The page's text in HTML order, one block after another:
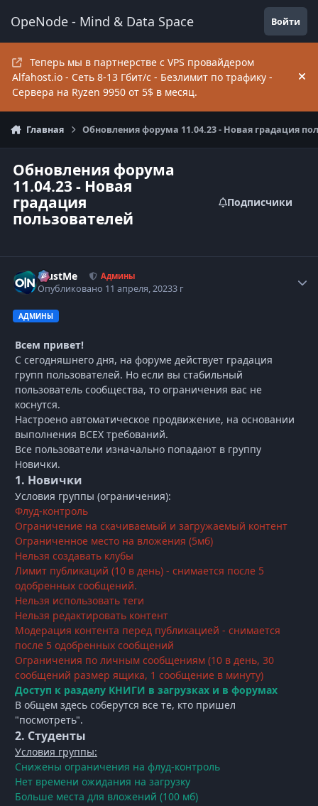
OpeNode - Mind & Data Space Войти
Теперь мы в партнерстве с VPS провайдером
Alfahost.io - Сеть 8-13 Гбит/c - Безлимит по трафику -
Сервера на Ryzen 9950 от 5$ в месяц.
Главная Обновления форума 11.04.23 - Новая градация
Обновления форума
11.04.23 - Новая
градация
пользователей
Подписчики
TrustMe Админы
Опубликовано 11 апреля, 20233 г
АДМИНЫ
Всем привет!
С сегодняшнего дня, на форуме действует градация
групп пользователей. Но если вы стабильный
пользователь сообщества, то ограничения вас не
коснутся.
Настроено автоматическое продвижение, на основании
выполнения ВСЕХ требований.
Все пользователи изначально попадают в группу
Новички.
1. Новички
Условия группы (ограничения):
Флуд-контроль
Ограничение на скачиваемый и загружаемый контент
Ограниченное место на вложения (5мб)
Нельзя создавать клубы
Лимит публикаций (10 в день) - снимается после 5
одобренных сообщений.
Нельзя использовать теги
Нельзя редактировать контент
Модерация контента перед публикацией - снимается
после 5 одобренных сообщений
Ограничения по личным сообщениям (10 в день, 30
сообщений размер ящика, 1 сообщение в минуту)
Доступ к разделу КНИГИ в загрузках и в форумах
В общем здесь соберутся все те, кто пришел
"посмотреть".
2. Студенты
Условия группы:
Снижены ограничения на флуд-контроль
Нет времени ожидания на загрузку
Больше места для вложений (100 мб)